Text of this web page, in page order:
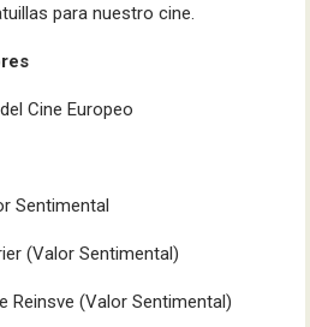
para nuestro cine.
Cine Europeo
Sentimental
(Valor Sentimental)
Reinsve (Valor Sentimental)